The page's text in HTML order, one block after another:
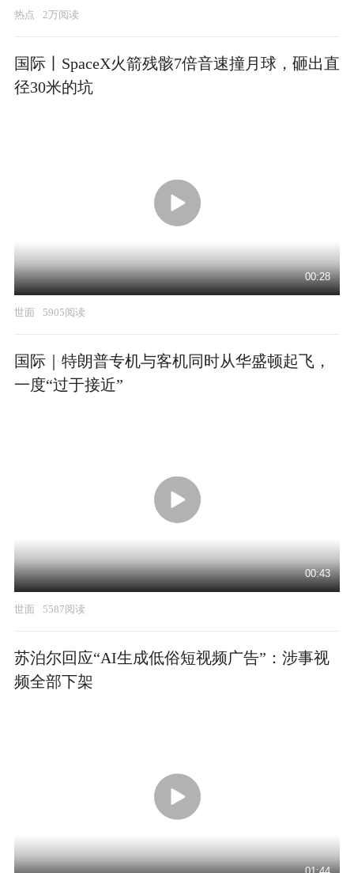
热点 2万阅读
国际丨SpaceX火箭残骸7倍音速撞月球，砸出直
径30米的坑
00:28
世面 5905阅读
国际｜特朗普专机与客机同时从华盛顿起飞，
一度“过于接近”
00:43
世面 5587阅读
苏泊尔回应“AI生成低俗短视频广告”：涉事视
频全部下架